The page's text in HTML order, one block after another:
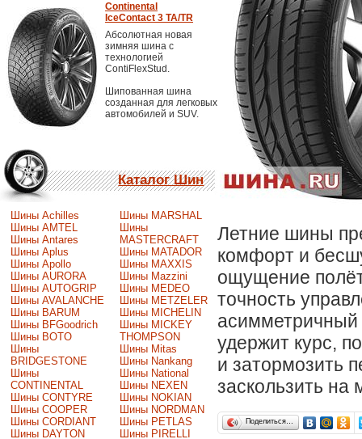
Continental
IceContact 3 TA/TR
Абсолютная новая
зимняя шина с
технологией
ContiFlexStud.
Шипованная шина
созданная для легковых
автомобилей и SUV.
Каталог Шин
Шины Achilles
Шины AMTEL
Шины Antares
Шины Aplus
Шины Apollo
Шины AURORA
Шины AUTOGRIP
Шины AVALANCHE
Шины BARUM
Шины BFGoodrich
Шины BOTO
Шины
BRIDGESTONE
Шины
CONTINENTAL
Шины CONTYRE
Шины COOPER
Шины CORDIANT
Шины DAYTON
Шины MARSHAL
Шины
MASTERCRAFT
Шины MATADOR
Шины MAXXIS
Шины Mazzini
Шины MEDEO
Шины METZELER
Шины MICHELIN
Шины MICKEY
THOMPSON
Шины Mitas
Шины Nankang
Шины National
Шины NEXEN
Шины NOKIAN
Шины NORDMAN
Шины PETLAS
Шины PIRELLI
Летние шины
комфорт и
ощущение
точность
асимметричный
удержит курс,
и затормозить
заскользить на
Поделиться…